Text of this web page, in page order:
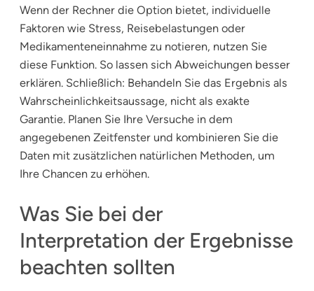
Wenn der Rechner die Option bietet, individuelle
Faktoren wie Stress, Reisebelastungen oder
Medikamenteneinnahme zu notieren, nutzen Sie
diese Funktion. So lassen sich Abweichungen besser
erklären. Schließlich: Behandeln Sie das Ergebnis als
Wahrscheinlichkeitsaussage, nicht als exakte
Garantie. Planen Sie Ihre Versuche in dem
angegebenen Zeitfenster und kombinieren Sie die
Daten mit zusätzlichen natürlichen Methoden, um
Ihre Chancen zu erhöhen.
Was Sie bei der
Interpretation der Ergebnisse
beachten sollten